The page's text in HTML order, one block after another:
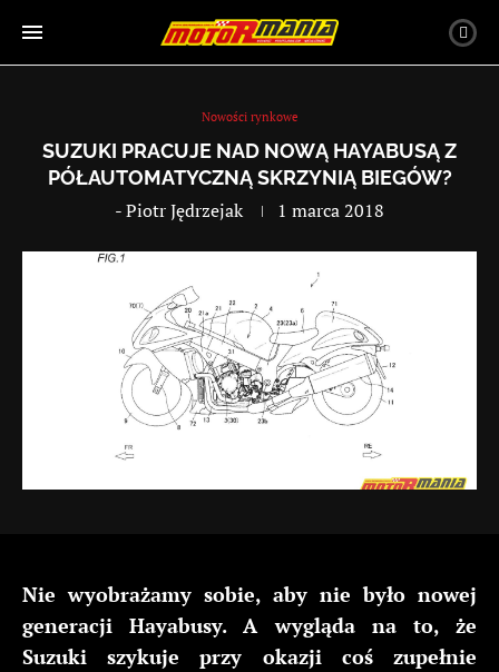
Nowości rynkowe
SUZUKI PRACUJE NAD NOWĄ HAYABUSĄ Z
PÓŁAUTOMATYCZNĄ SKRZYNIĄ BIEGÓW?
-Piotr Jędrzejak 1 marca 2018
Nie wyobrażamy sobie, aby nie było nowej
generacji Hayabusy. A wygląda na to, że
Suzuki szykuje przy okazji coś zupełnie